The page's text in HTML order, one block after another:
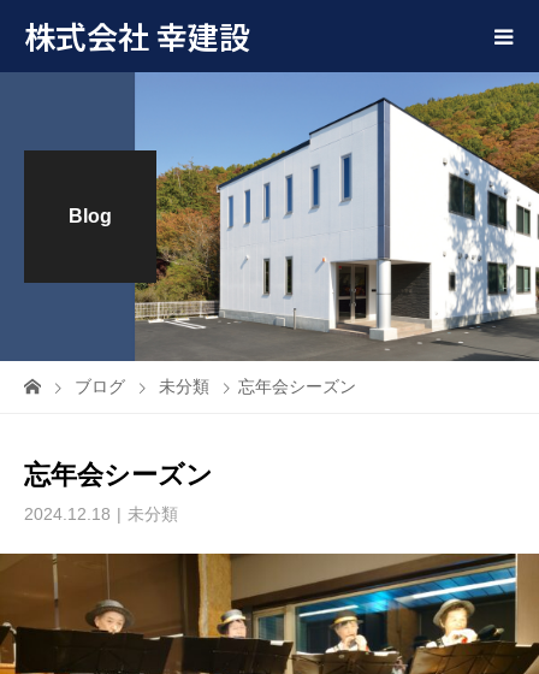
株式会社 幸建設
Blog
ブログ 未分類 忘年会シーズン
忘年会シーズン
2024.12.18 未分類